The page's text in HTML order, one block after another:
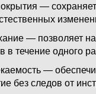
—
— позволяет
в течение одного
—
без следов от